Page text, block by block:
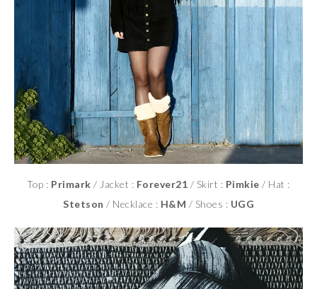
Top : Primark / Jacket : Forever21 / Skirt : Pimkie / Hat :
Stetson / Necklace : H&M / Shoes : UGG